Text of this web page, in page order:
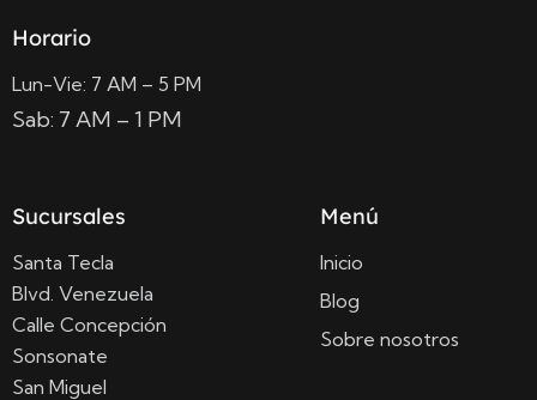
Horario
Lun-Vie: 7 AM – 5 PM
Sab: 7 AM – 1 PM
Sucursales
Santa Tecla
Blvd. Venezuela
Calle Concepción
Sonsonate
San Miguel
Menú
Inicio
Blog
Sobre nosotros